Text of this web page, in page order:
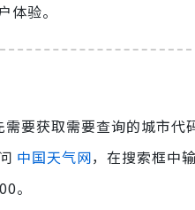
验。
要获取需要查询的城市
中国天气网，在搜索框中
。